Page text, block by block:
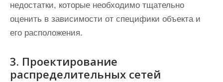
недостатки, которые необходимо тщательно
оценить в зависимости от специфики объекта и
его расположения.
3. Проектирование
распределительных сетей